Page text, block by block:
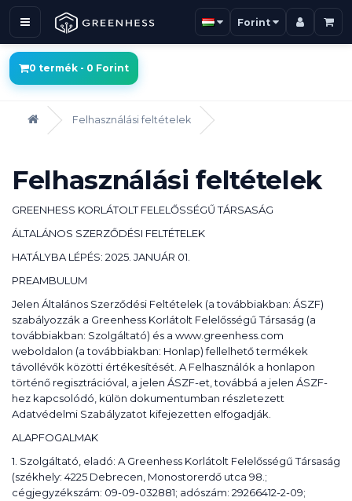
Forint
0 termék - 0 Forint
Felhasználási feltételek
Felhasználási feltételek
GREENHESS KORLÁTOLT FELELŐSSÉGŰ TÁRSASÁG
ÁLTALÁNOS SZERZŐDÉSI FELTÉTELEK
HATÁLYBA LÉPÉS: 2025. JANUÁR 01.
PREAMBULUM
Jelen Általános Szerződési Feltételek (a továbbiakban: ÁSZF)
szabályozzák a Greenhess Korlátolt Felelősségű Társaság (a
továbbiakban: Szolgáltató) és a www.greenhess.com
weboldalon (a továbbiakban: Honlap) fellelhető termékek
távollévők közötti értékesítését. A Felhasználók a honlapon
történő regisztrációval, a jelen ÁSZF-et, továbbá a jelen ÁSZF-
hez kapcsolódó, külön dokumentumban részletezett
Adatvédelmi Szabályzatot kifejezetten elfogadják.
ALAPFOGALMAK
1. Szolgáltató, eladó: A Greenhess Korlátolt Felelősségű Társaság
(székhely: 4225 Debrecen, Monostorerdő utca 98.;
cégjegyzékszám: 09-09-032881; adószám: 29266412-2-09;